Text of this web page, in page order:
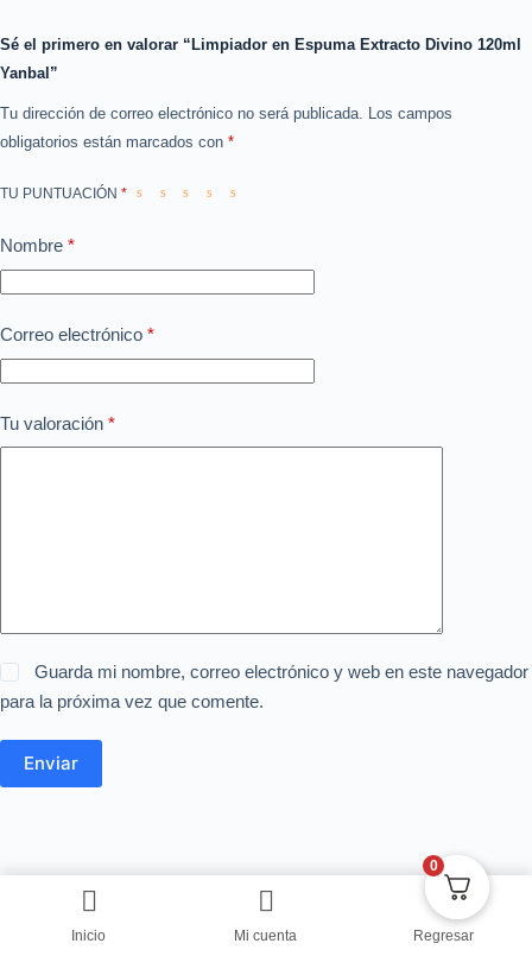
Sé el primero en valorar “Limpiador en Espuma Extracto Divino 120ml
Yanbal”
Tu dirección de correo electrónico no será publicada. Los campos
obligatorios están marcados con *
TU PUNTUACIÓN *
Nombre *
Correo electrónico *
Tu valoración *
Guarda mi nombre, correo electrónico y web en este navegador
para la próxima vez que comente.
Enviar
Inicio Mi cuenta Regresar
0